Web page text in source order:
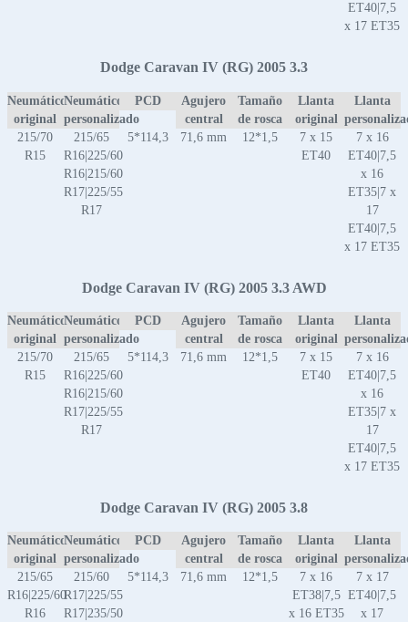
ET40|7,5
x 17 ET35
Dodge Caravan IV (RG) 2005 3.3
Neumático
original
Neumático
personalizado
PCD
Agujero
central
Tamaño
de rosca
Llanta
original
Llanta
215/70
R15
215/65
R16|225/60
R16|215/60
R17|225/55
R17
5*114,3 71,6 mm 12*1,5
7 x 15
ET40
7 x 16
ET40|7,5
x 16
ET35|7 x
17
ET40|7,5
x 17 ET35
Dodge Caravan IV (RG) 2005 3.3 AWD
Neumático
original
Neumático
personalizado
PCD
Agujero
central
Tamaño
de rosca
Llanta
original
Llanta
215/70
R15
215/65
R16|225/60
R16|215/60
R17|225/55
R17
5*114,3 71,6 mm 12*1,5
7 x 15
ET40
7 x 16
ET40|7,5
x 16
ET35|7 x
17
ET40|7,5
x 17 ET35
Dodge Caravan IV (RG) 2005 3.8
Neumático
original
Neumático
personalizado
PCD
Agujero
central
Tamaño
de rosca
Llanta
original
Llanta
215/65
R16|225/60
R16
215/60
R17|225/55
R17|235/50
5*114,3 71,6 mm 12*1,5
7 x 16
ET38|7,5
x 16 ET35
7 x 17
ET40|7,5
x 17